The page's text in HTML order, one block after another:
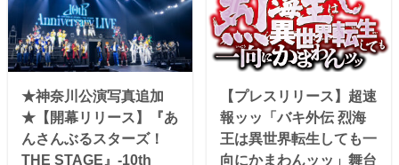
★神奈川公演写真追加
★【開幕リリース】『あ
んさんぶるスターズ！
THE STAGE』-10th
【プレスリリース】超速
報ッッ「バキ外伝 烈海
王は異世界転生しても一
向にかまわんッッ」舞台